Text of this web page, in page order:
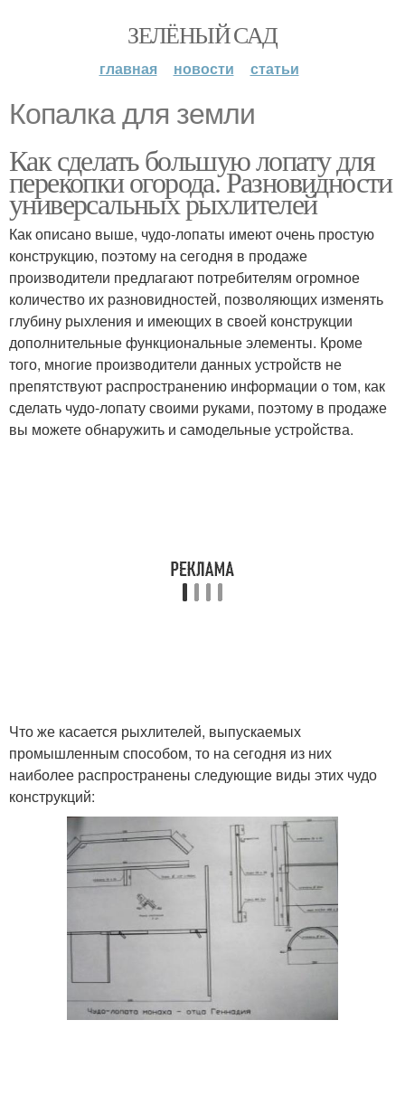
ЗЕЛЁНЫЙ САД
главная новости статьи
Копалка для земли
Как сделать большую лопату для
перекопки огорода. Разновидности
универсальных рыхлителей
Как описано выше, чудо-лопаты имеют очень простую
конструкцию, поэтому на сегодня в продаже
производители предлагают потребителям огромное
количество их разновидностей, позволяющих изменять
глубину рыхления и имеющих в своей конструкции
дополнительные функциональные элементы. Кроме
того, многие производители данных устройств не
препятствуют распространению информации о том, как
сделать чудо-лопату своими руками, поэтому в продаже
вы можете обнаружить и самодельные устройства.
Что же касается рыхлителей, выпускаемых
промышленным способом, то на сегодня из них
наиболее распространены следующие виды этих чудо
конструкций: